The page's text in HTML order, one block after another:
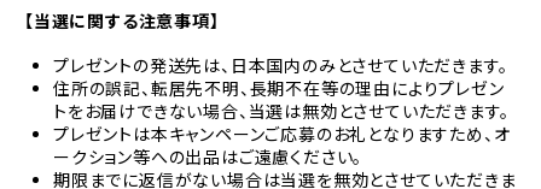
【当選に関する注意事項】
プレゼントの発送先は、日本国内のみとさせていただきます。
住所の誤記、転居先不明、長期不在等の理由によりプレゼン
トをお届けできない場合、当選は無効とさせていただきます。
プレゼントは本キャンペーンご応募のお礼となりますため、オ
ークション等への出品はご遠慮ください。
期限までに返信がない場合は当選を無効とさせていただきま